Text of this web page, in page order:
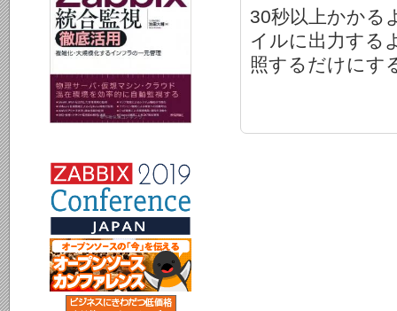
30秒以上かかる
イルに出力する
照するだけにす